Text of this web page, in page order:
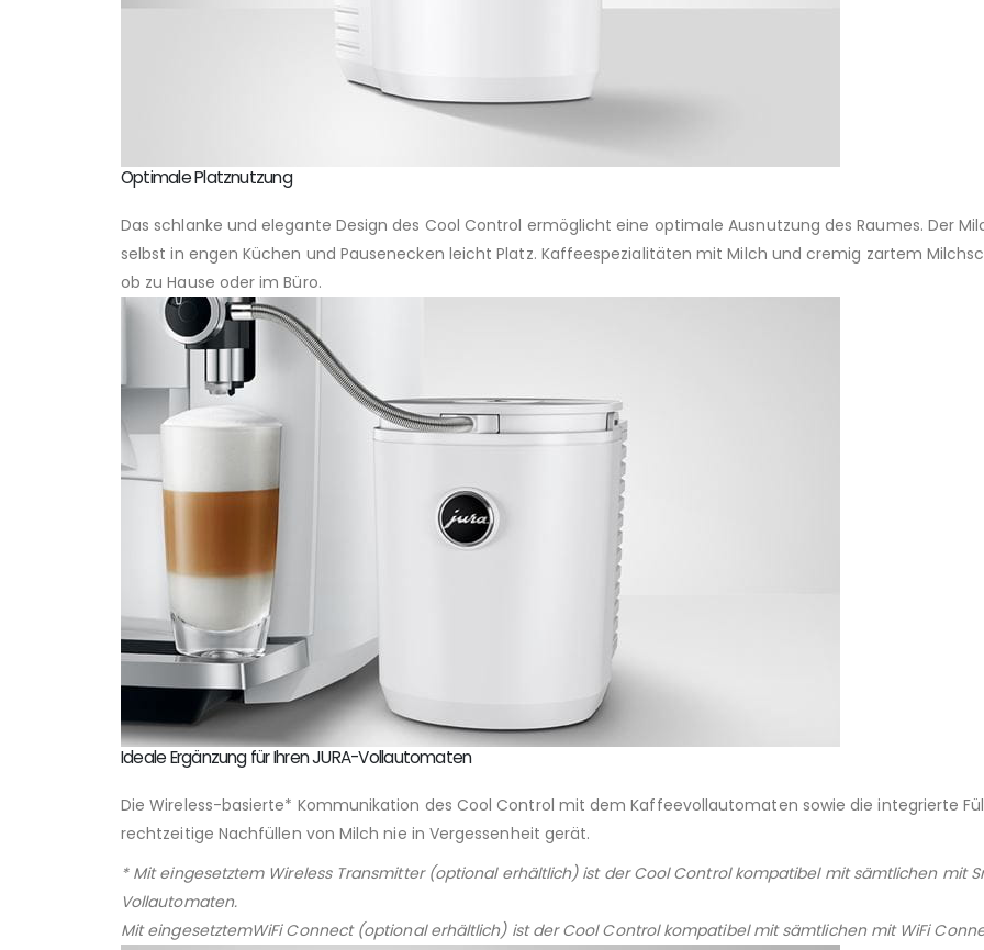
Optimale Platznutzung
Das schlanke und elegante Design des Cool Control ermöglicht eine optimale Ausnutzung des Raumes. Der
selbst in engen Küchen und Pausenecken leicht Platz. Kaffeespezialitäten mit Milch und cremig zartem
ob zu Hause oder im Büro.
Ideale Ergänzung für Ihren JURA-Vollautomaten
Die Wireless-basierte* Kommunikation des Cool Control mit dem Kaffeevollautomaten sowie die integrierte
rechtzeitige Nachfüllen von Milch nie in Vergessenheit gerät.
* Mit eingesetztem Wireless Transmitter (optional erhältlich) ist der Cool Control kompatibel mit sämtlichen mit
Vollautomaten.
Mit eingesetztemWiFi Connect (optional erhältlich) ist der Cool Control kompatibel mit sämtlichen mit WiFi